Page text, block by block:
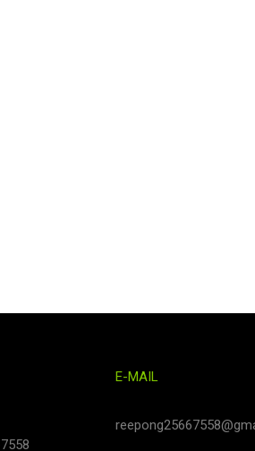
話 E-MAIL